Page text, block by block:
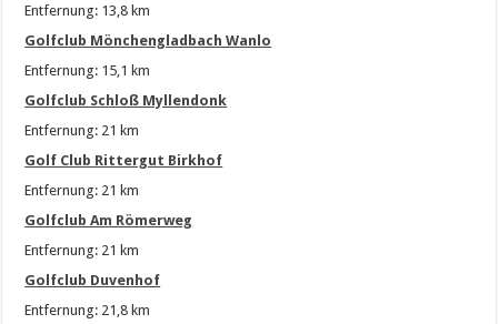
Entfernung: 13,8 km
Golfclub Mönchengladbach Wanlo
Entfernung: 15,1 km
Golfclub Schloß Myllendonk
Entfernung: 21 km
Golf Club Rittergut Birkhof
Entfernung: 21 km
Golfclub Am Römerweg
Entfernung: 21 km
Golfclub Duvenhof
Entfernung: 21,8 km